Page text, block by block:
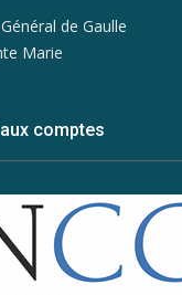
de Gaulle
Marie
comptes